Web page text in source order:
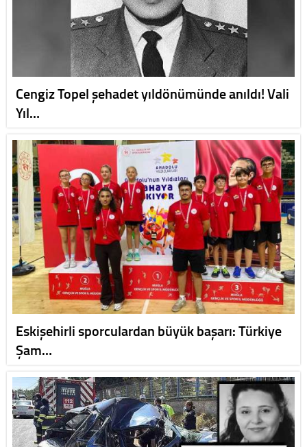
Cengiz Topel şehadet yıldönümünde anıldı! Vali
Yıl…
Eskişehirli sporculardan büyük başarı: Türkiye
Şam…